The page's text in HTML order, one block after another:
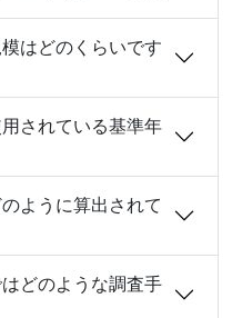
はどのくらいです
されている基準年
ように算出されて
どのような調査手